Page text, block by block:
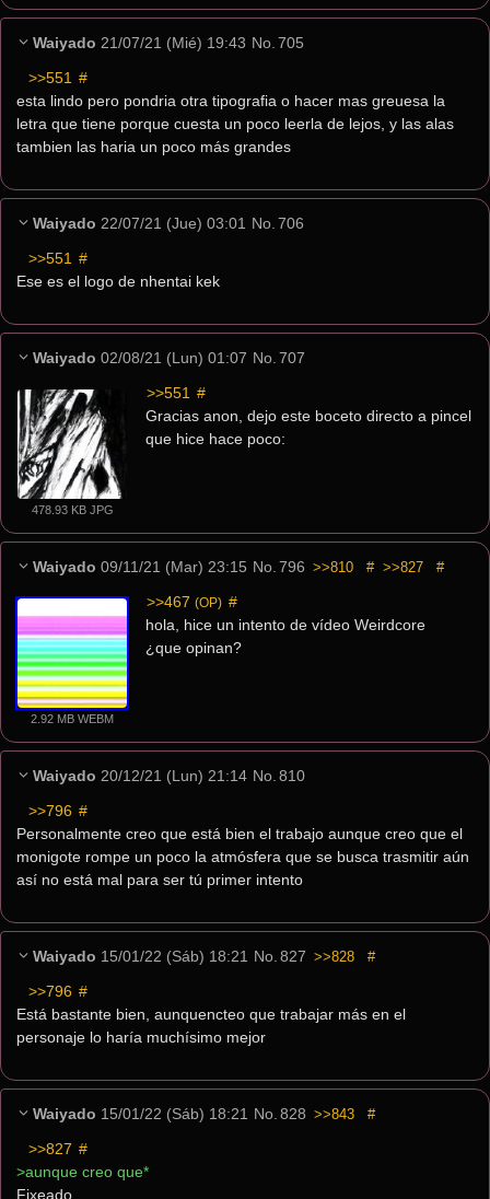
Waiyado 21/07/21 (Mié) 19:43 No. 705
>>551 #
esta lindo pero pondria otra tipografia o hacer mas greuesa la
letra que tiene porque cuesta un poco leerla de lejos, y las alas
tambien las haria un poco más grandes
Waiyado 22/07/21 (Jue) 03:01 No. 706
>>551 #
Ese es el logo de nhentai kek
Waiyado 02/08/21 (Lun) 01:07 No. 707
478.93 KB JPG
>>551 #
Gracias anon, dejo este boceto directo a pincel
que hice hace poco:
Waiyado 09/11/21 (Mar) 23:15 No. 796 >>810 # >>827 #
2.92 MB WEBM
>>467 (OP) #
hola, hice un intento de vídeo Weirdcore
¿que opinan?
Waiyado 20/12/21 (Lun) 21:14 No. 810
>>796 #
Personalmente creo que está bien el trabajo aunque creo que el
monigote rompe un poco la atmósfera que se busca trasmitir aún
así no está mal para ser tú primer intento
Waiyado 15/01/22 (Sáb) 18:21 No. 827 >>828 #
>>796 #
Está bastante bien, aunquencteo que trabajar más en el
personaje lo haría muchísimo mejor
Waiyado 15/01/22 (Sáb) 18:21 No. 828 >>843 #
>>827 #
>aunque creo que*
Fixeado